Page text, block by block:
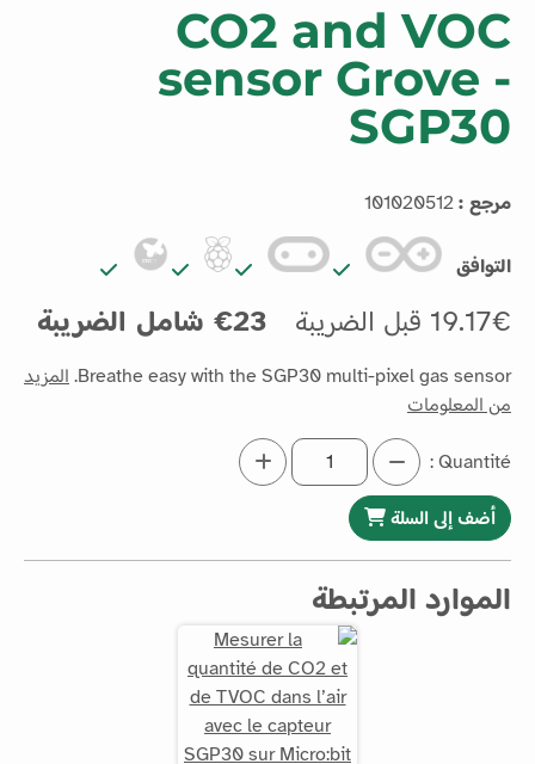
CO2 and VOC
sensor Grove -
SGP30
مرجع :
التوافق
19.17€ قبل الضريبة 23€ شامل الضريبة
Breathe easy with the SGP30 multi-pixel gas sensor. المزيد
من المعلومات
Quantité :
أضف إلى السلة
الموارد المرتبطة